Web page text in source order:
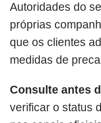
Autoridades do
próprias
que os clientes
medidas de
Consulte antes
verificar o status